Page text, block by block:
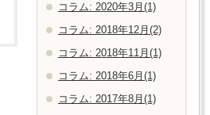
コラム: 2020年3月(1)
コラム: 2018年12月(2)
コラム: 2018年11月(1)
コラム: 2018年6月(1)
コラム: 2017年8月(1)